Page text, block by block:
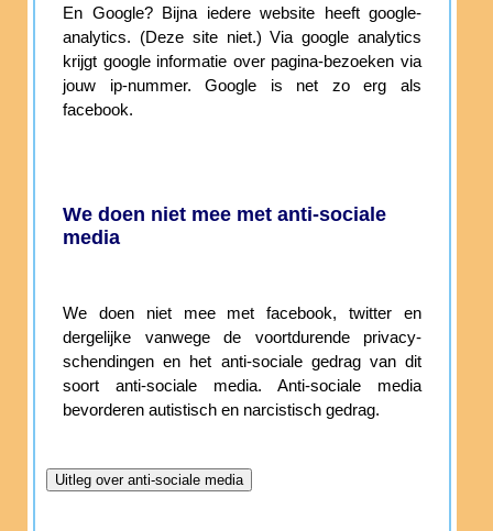
En Google? Bijna iedere website heeft google-
analytics. (Deze site niet.) Via google analytics
krijgt google informatie over pagina-bezoeken via
jouw ip-nummer. Google is net zo erg als
facebook.
We doen niet mee met anti-sociale
media
We doen niet mee met facebook, twitter en
dergelijke vanwege de voortdurende privacy-
schendingen en het anti-sociale gedrag van dit
soort anti-sociale media. Anti-sociale media
bevorderen autistisch en narcistisch gedrag.